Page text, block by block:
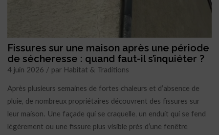
Fissures sur une maison après une période
de sécheresse : quand faut-il s’inquiéter ?
4 juin 2026 / par Habitat & Traditions
Après plusieurs semaines de fortes chaleurs et d’absence de
pluie, de nombreux propriétaires découvrent des fissures sur
leur maison. Une façade qui se craquelle, un enduit qui se fend
légèrement ou une fissure plus visible près d’une fenêtre